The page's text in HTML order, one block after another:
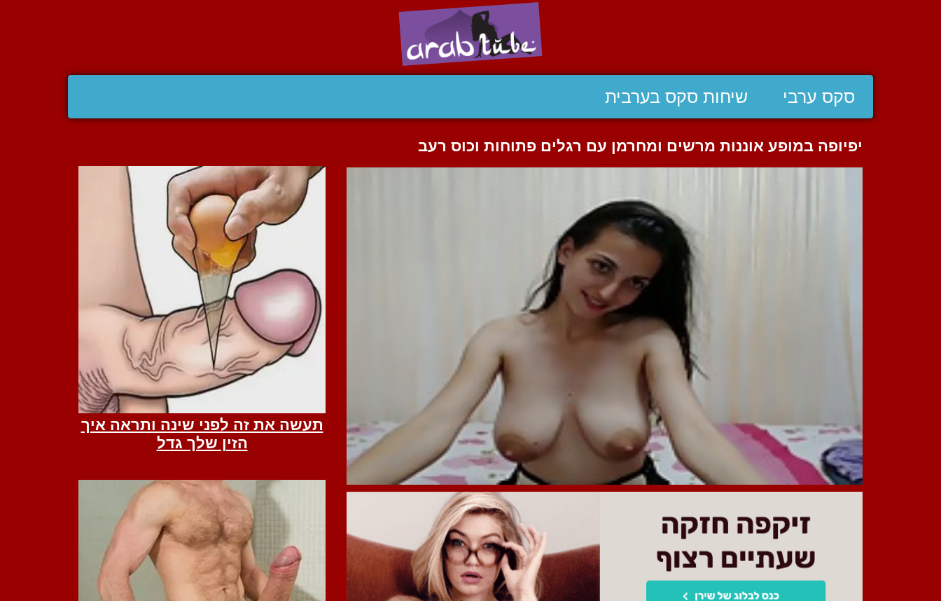
סקס ערבי שיחות סקס בערבית
יפיופה במופע אוננות מרשים ומחרמן עם רגלים פתוחות וכוס רעב